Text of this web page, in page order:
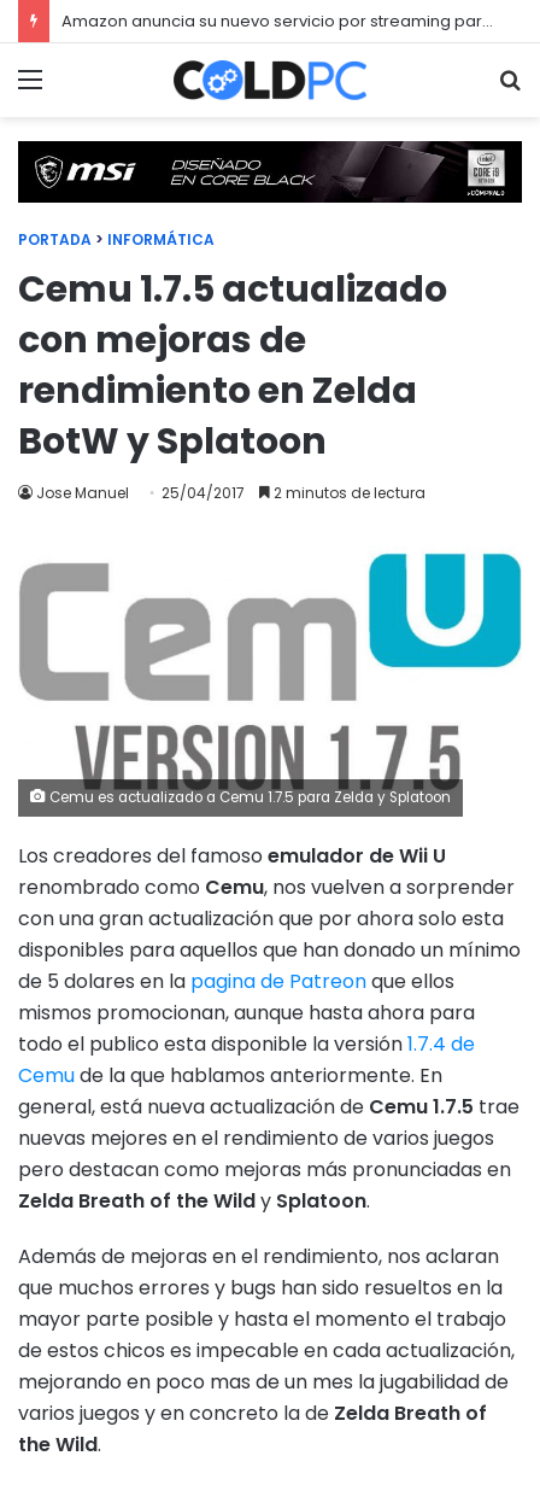
Amazon anuncia su nuevo servicio por streaming para juegos llamado Luna
Menú
PORTADA > INFORMÁTICA
Cemu 1.7.5 actualizado
con mejoras de
rendimiento en Zelda
BotW y Splatoon
Jose Manuel 25/04/2017 2 minutos de lectura
Cemu es actualizado a Cemu 1.7.5 para Zelda y Splatoon
Los creadores del famosoemulador de Wii U
renombrado como Cemu, nos vuelven a sorprender
con una gran actualización que por ahora solo esta
disponibles para aquellos que han donado un mínimo
de 5 dolares en la pagina de Patreonque ellos
mismos promocionan, aunque hasta ahora para
todo el publico esta disponible la versión1.7.4 de
Cemude la que hablamos anteriormente. En
general, está nueva actualización de Cemu 1.7.5 trae
nuevas mejores en el rendimiento de varios juegos
pero destacan como mejoras más pronunciadas en
Zelda Breath of the Wildy Splatoon.
Además de mejoras en el rendimiento, nos aclaran
que muchos errores y bugs han sido resueltos en la
mayor parte posible y hasta el momento el trabajo
de estos chicos es impecable en cada actualización,
mejorando en poco mas de un mes la jugabilidad de
varios juegos y en concreto la de Zelda Breath of
the Wild.